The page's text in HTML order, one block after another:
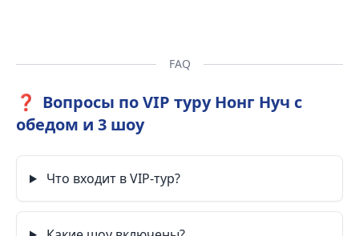
FAQ
❓ Вопросы по VIP туру Нонг Нуч с
обедом и 3 шоу
Что входит в VIP-тур?